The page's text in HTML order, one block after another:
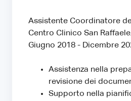
Assistente Coordinatore
Centro Clinico San
Giugno 2018 - Dicembre
Assistenza nella
revisione dei
Supporto nella